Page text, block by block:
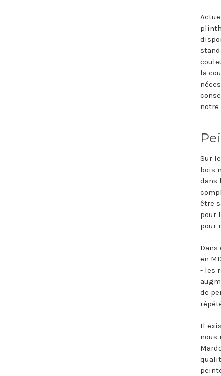
la
notre
Sur
bois
dans
être
pour
pour
en
- les
de
Il
nous